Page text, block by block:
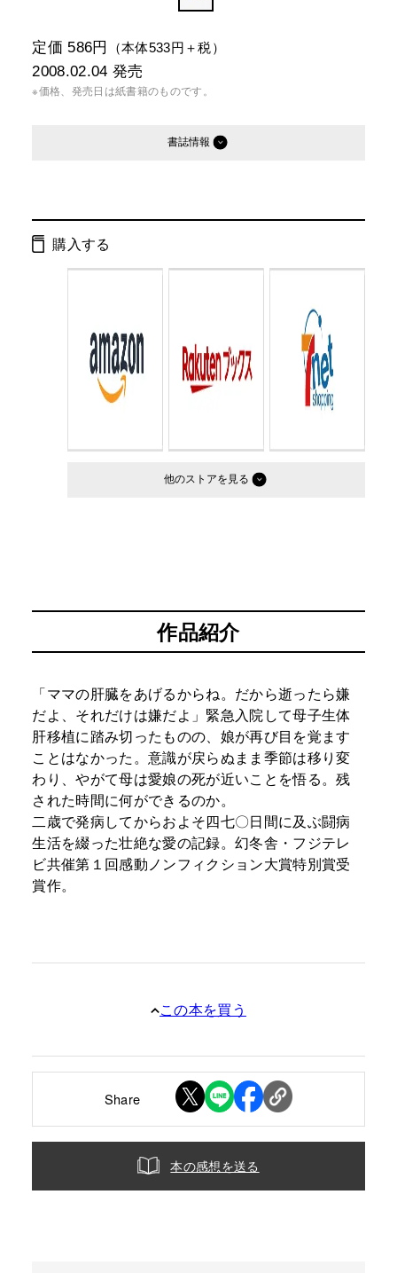
定価 586円 （本体533円＋税）
2008.02.04 発売
※価格、発売日は紙書籍のものです。
書誌情報
ISBN： 9784344410848
判型：
購入する
他のストア
作品紹介
「ママの肝臓をあげるからね。だから逝ったら嫌
だよ、それだけは嫌だよ」緊急入院して母子生体
肝移植に踏み切ったものの、娘が再び目を覚ます
ことはなかった。意識が戻らぬまま季節は移り変
わり、やがて母は愛娘の死が近いことを悟る。残
された時間に何ができるのか。
二歳で発病してからおよそ四七〇日間に及ぶ闘病
生活を綴った壮絶な愛の記録。幻冬舎・フジテレ
ビ共催第１回感動ノンフィクション大賞特別賞受
賞作。
この本を買う
Share
本の感想を送る